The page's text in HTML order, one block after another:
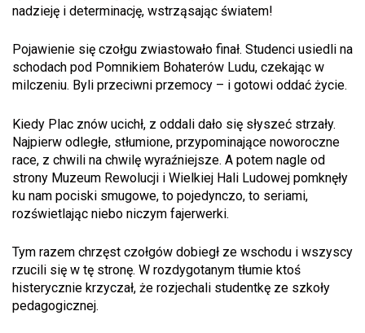
nadzieję i determinację, wstrząsając światem!
Pojawienie się czołgu zwiastowało finał. Studenci usiedli na
schodach pod Pomnikiem Bohaterów Ludu, czekając w
milczeniu. Byli przeciwni przemocy – i gotowi oddać życie.
Kiedy Plac znów ucichł, z oddali dało się słyszeć strzały.
Najpierw odległe, stłumione, przypominające noworoczne
race, z chwili na chwilę wyraźniejsze. A potem nagle od
strony Muzeum Rewolucji i Wielkiej Hali Ludowej pomknęły
ku nam pociski smugowe, to pojedynczo, to seriami,
rozświetlając niebo niczym fajerwerki.
Tym razem chrzęst czołgów dobiegł ze wschodu i wszyscy
rzucili się w tę stronę. W rozdygotanym tłumie ktoś
histerycznie krzyczał, że rozjechali studentkę ze szkoły
pedagogicznej.